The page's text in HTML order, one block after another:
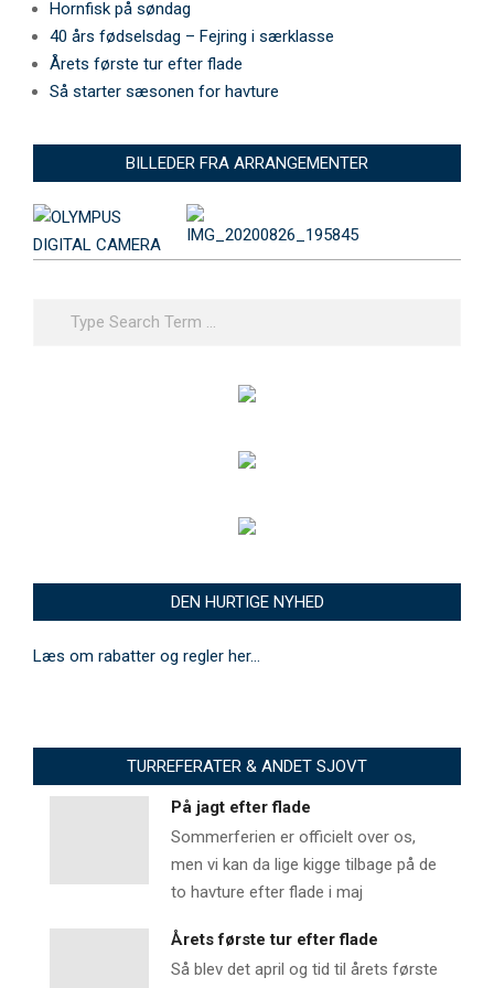
Hornfisk på søndag
40 års fødselsdag – Fejring i særklasse
Årets første tur efter flade
Så starter sæsonen for havture
BILLEDER FRA ARRANGEMENTER
DEN HURTIGE NYHED
Læs om rabatter og regler her…
TURREFERATER & ANDET SJOVT
På jagt efter flade
Sommerferien er officielt over os,
men vi kan da lige kigge tilbage på de
to havture efter flade i maj
Årets første tur efter flade
Så blev det april og tid til årets første